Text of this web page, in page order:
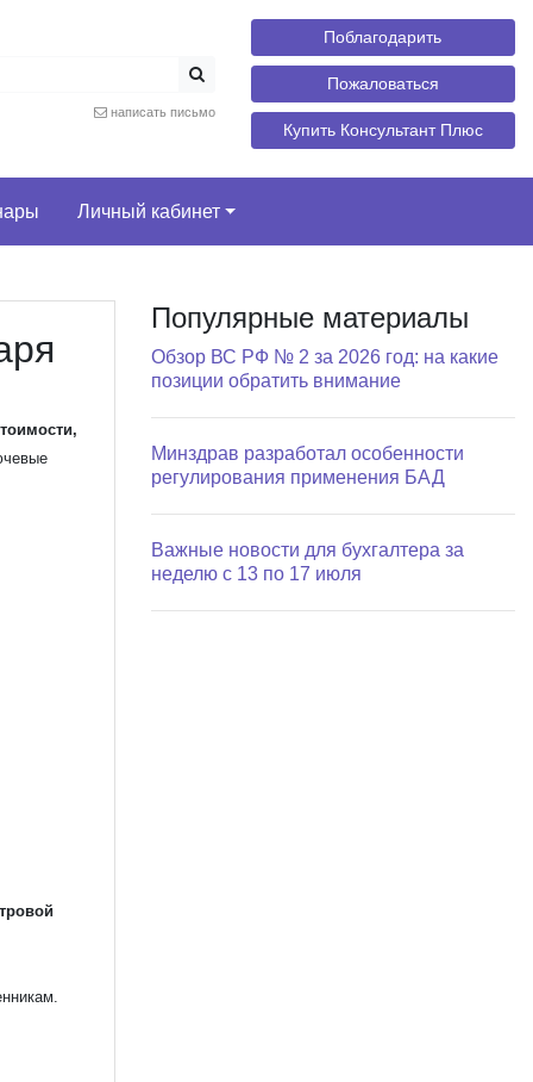
написать письмо
Поблагодарить
Пожаловаться
Купить Консультант Плюс
Личный кабинет
Популярные материалы
Обзор ВС РФ № 2 за 2026 год: на какие
позиции обратить внимание
Минздрав разработал особенности
регулирования применения БАД
Важные новости для бухгалтера за
неделю с 13 по 17 июля